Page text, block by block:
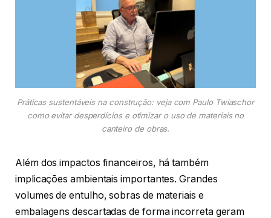
Práticas sustentáveis na construção: veja com Paulo Twiaschor
como evitar desperdícios e otimizar o uso de materiais no
canteiro de obras.
Além dos impactos financeiros, há também
implicações ambientais importantes. Grandes
volumes de entulho, sobras de materiais e
embalagens descartadas de forma incorreta geram